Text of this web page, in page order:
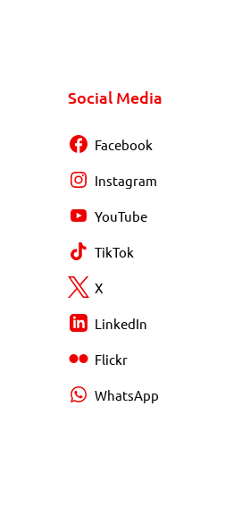
Social Media
Facebook
Instagram
YouTube
TikTok
X
LinkedIn
Flickr
WhatsApp